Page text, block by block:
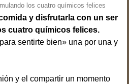
los cuatro químicos felices
y disfrutarla con un ser
cuatro químicos felices.
sentirte bien» una por una y
y el compartir un momento